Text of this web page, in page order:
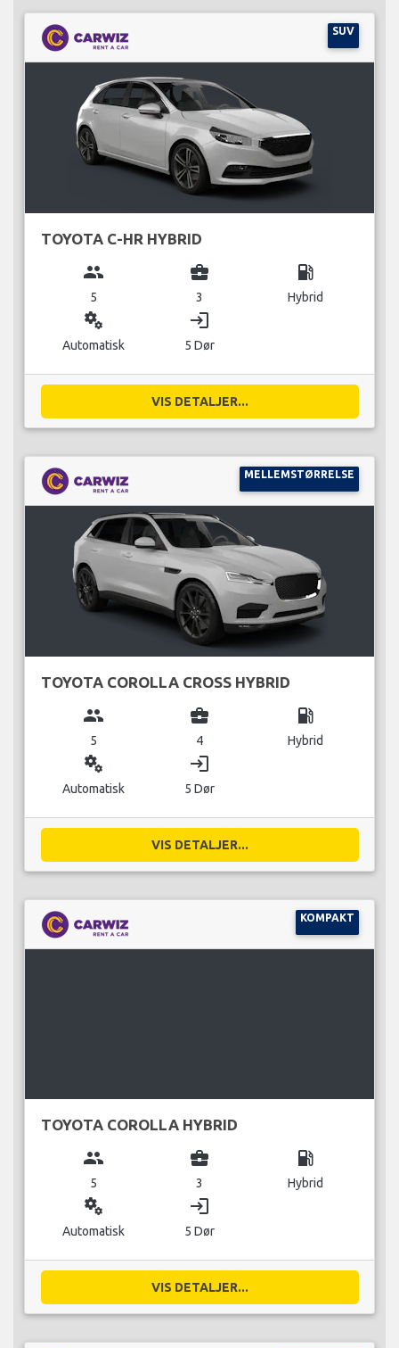
SUV
TOYOTA C-HR HYBRID
group
5
business_center
3
local_gas_station
Hybrid
miscellaneous_services
Automatisk
login
5 Dør
VIS DETALJER...
MELLEMSTØRRELSE
TOYOTA COROLLA CROSS HYBRID
group
5
business_center
4
local_gas_station
Hybrid
miscellaneous_services
Automatisk
login
5 Dør
VIS DETALJER...
KOMPAKT
TOYOTA COROLLA HYBRID
group
5
business_center
3
local_gas_station
Hybrid
miscellaneous_services
Automatisk
login
5 Dør
VIS DETALJER...